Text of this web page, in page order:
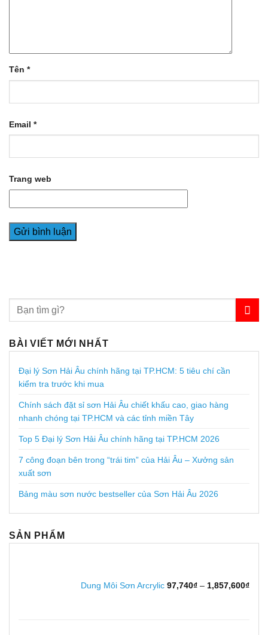
BÀI VIẾT MỚI NHẤT
Đại lý Sơn Hải Âu chính hãng tại TP.HCM: 5 tiêu chí cần
kiểm tra trước khi mua
Chính sách đặt sỉ sơn Hải Âu chiết khấu cao, giao hàng
nhanh chóng tại TP.HCM và các tỉnh miền Tây
Top 5 Đại lý Sơn Hải Âu chính hãng tại TP.HCM 2026
7 công đoạn bên trong “trái tim” của Hải Âu – Xưởng sản
xuất sơn
Bảng màu sơn nước bestseller của Sơn Hải Âu 2026
SẢN PHẨM
Dung Môi Sơn Arcrylic 97,740₫ – 1,857,600₫từ
Tên *
Email *
Trang web